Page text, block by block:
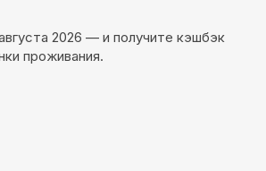
2026 — и получите кэшбэк
проживания.